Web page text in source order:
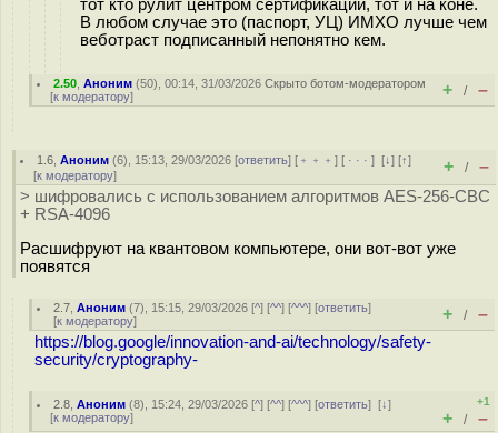
тот кто рулит центром сертификации, тот и на коне.
В любом случае это (паспорт, УЦ) ИМХО лучше чем
веботраст подписанный непонятно кем.
2.50 ,Аноним (50), 00:14, 31/03/2026Скрыто ботом-модератором
[к модератору] + / –
1.6 ,Аноним (6), 15:13, 29/03/2026 [ответить] [ ﹢﹢﹢] [ · · ·][↓] [↑]
[к модератору] + / –
> шифровались с использованием алгоритмов AES-256-CBC
+ RSA-4096
Расшифруют на квантовом компьютере, они вот-вот уже
появятся
2.7 ,Аноним (7), 15:15, 29/03/2026 [^] [^^] [^^^] [ответить]
[к модератору] + / –
https://blog.google/innovation-and-ai/technology/safety-
security/cryptography-
2.8 ,Аноним (8), 15:24, 29/03/2026 [^] [^^] [^^^] [ответить][↓]
[к модератору]
+1
+ / –